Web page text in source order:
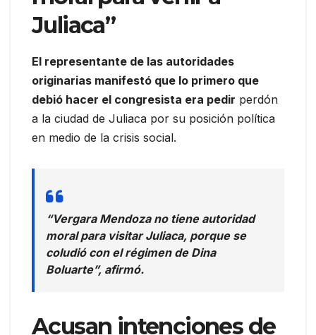
Juliaca”
El representante de las autoridades
originarias manifestó que lo primero que
debió hacer el congresista era pedir perdón
a la ciudad de Juliaca por su posición política
en medio de la crisis social.
“Vergara Mendoza no tiene autoridad
moral para visitar Juliaca, porque se
coludió con el régimen de Dina
Boluarte”, afirmó.
Acusan intenciones de